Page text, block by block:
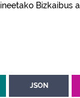
Bizkaibus
JSON